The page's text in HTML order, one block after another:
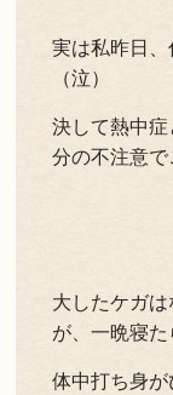
実は私昨日
（泣）
決して熱中
分の不注意で
大したケガ
が、一晩寝た
体中打ち身が